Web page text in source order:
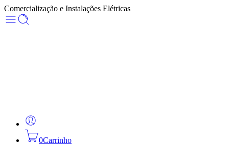
Comercialização e Instalações Elétricas
0Carrinho